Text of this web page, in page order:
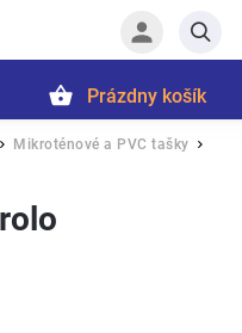
Prázdny košík
/ Mikroténové a PVC tašky /